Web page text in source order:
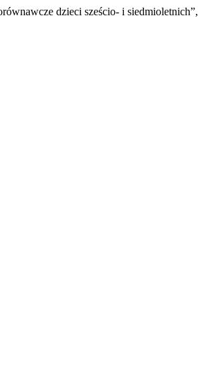
dzieci sześcio- i siedmioletnich”,